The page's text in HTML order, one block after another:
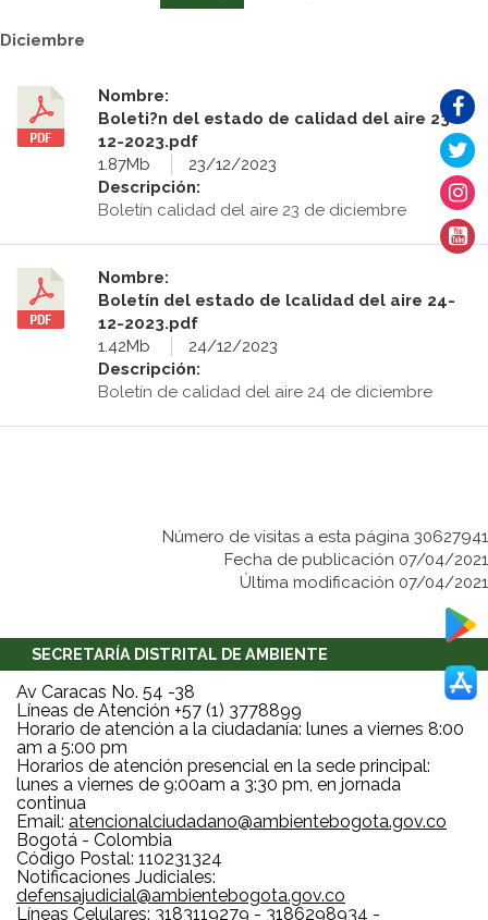
Diciembre
Nombre:
Boleti?n del estado de calidad del aire 23-
12-2023.pdf
1.87Mb
23/12/2023
Descripción:
Boletín calidad del aire 23 de diciembre
Nombre:
Boletín del estado de lcalidad del aire 24-
12-2023.pdf
1.42Mb
24/12/2023
Descripción:
Boletín de calidad del aire 24 de diciembre
Número de visitas a esta página 30627941
Fecha de publicación 07/04/2021
Última modificación 07/04/2021
SECRETARÍA DISTRITAL DE AMBIENTE
Av Caracas No. 54 -38
Líneas de Atención +57 (1) 3778899
Horario de atención a la ciudadanía: lunes a viernes 8:00
am a 5:00 pm
Horarios de atención presencial en la sede principal:
lunes a viernes de 9:00am a 3:30 pm, en jornada
continua
Email: atencionalciudadano@ambientebogota.gov.co
Bogotá - Colombia
Código Postal: 110231324
Notificaciones Judiciales:
defensajudicial@ambientebogota.gov.co
Líneas Celulares: 3183119279 - 3186298934 -